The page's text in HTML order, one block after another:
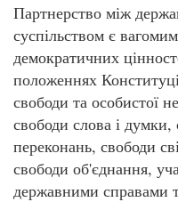
Партнерство між
суспільством є
демократичних
положеннях
свободи та особистої
свободи слова і думки,
переконань, свободи
свободи об'єднання,
державними справами